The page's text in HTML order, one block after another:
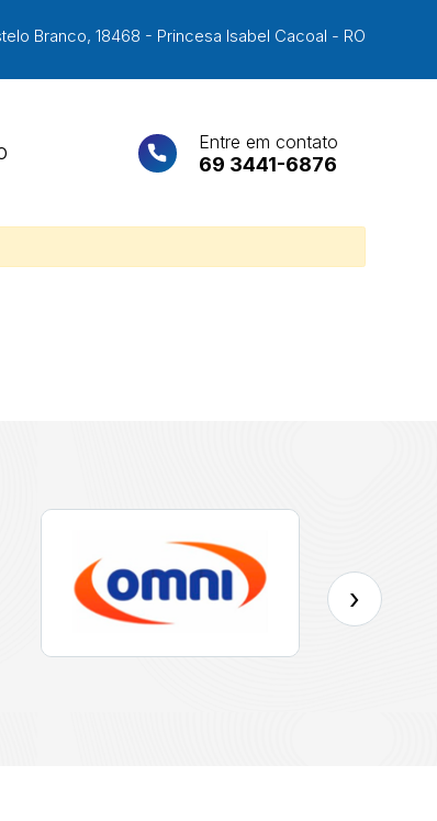
Branco, 18468 - Princesa Isabel Cacoal - RO
Entre em contato
69 3441-6876
›